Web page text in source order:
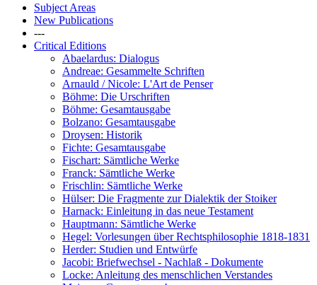
Subject Areas
New Publications
---
Critical Editions
Abaelardus: Dialogus
Andreae: Gesammelte Schriften
Arnauld / Nicole: L'Art de Penser
Böhme: Die Urschriften
Böhme: Gesamtausgabe
Bolzano: Gesamtausgabe
Droysen: Historik
Fichte: Gesamtausgabe
Fischart: Sämtliche Werke
Franck: Sämtliche Werke
Frischlin: Sämtliche Werke
Hülser: Die Fragmente zur Dialektik der Stoiker
Harnack: Einleitung in das neue Testament
Hauptmann: Sämtliche Werke
Hegel: Vorlesungen über Rechtsphilosophie 1818-1831
Herder: Studien und Entwürfe
Jacobi: Briefwechsel - Nachlaß - Dokumente
Locke: Anleitung des menschlichen Verstandes